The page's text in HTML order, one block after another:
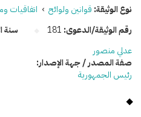
نوع الوثيقة: قوانين ولوائح › اتفاقيات
رقم الوثيقة/الدعوى: 181 سنة
عدلي منصور
صفة المصدر / جهة الإصدار:
رئيس الجمهورية